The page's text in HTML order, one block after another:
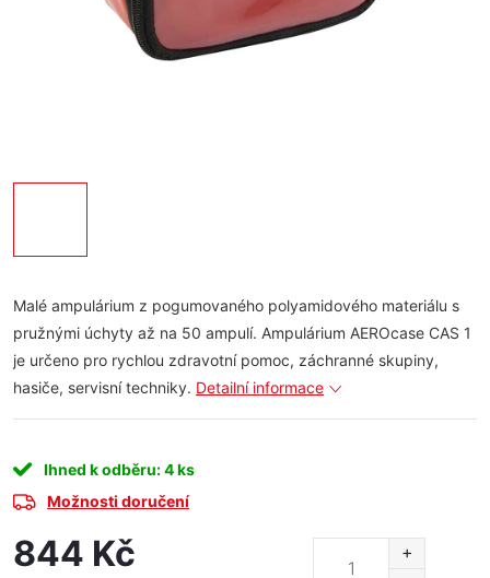
Malé ampulárium z pogumovaného polyamidového materiálu s
pružnými úchyty až na 50 ampulí. Ampulárium AEROcase CAS 1
je určeno pro rychlou zdravotní pomoc, záchranné skupiny,
hasiče, servisní techniky. Detailní informace
Ihned k odběru: 4 ks
Možnosti doručení
844 Kč